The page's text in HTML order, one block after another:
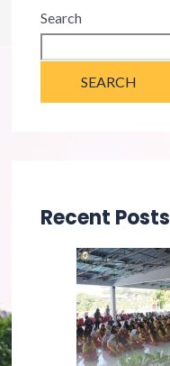
Search
SEARCH
Recent Posts